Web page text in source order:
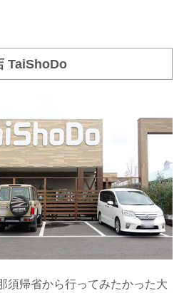
TaiShoDo
須帰省から行ってみたかった大